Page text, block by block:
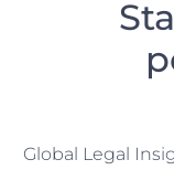
Global Legal